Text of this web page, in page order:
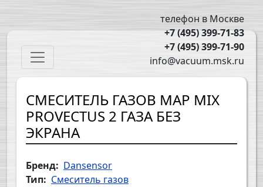
телефон в Москве
+7 (495) 399-71-83
+7 (495) 399-71-90
info@vacuum.msk.ru
Main navigation
СМЕСИТЕЛЬ ГАЗОВ MAP MIX
PROVECTUS 2 ГАЗА БЕЗ
ЭКРАНА
Бренд
Dansensor
Тип
Смеситель газов